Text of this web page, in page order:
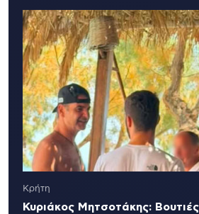
Κρήτη
Κυριάκος Μητσοτάκης: